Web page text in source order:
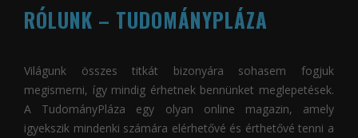
RÓLUNK – TUDOMÁNYPLÁZA
Világunk összes titkát bizonyára sohasem fogjuk
megismerni, így mindig érhetnek bennünket meglepetések.
A TudományPláza egy olyan online magazin, amely
igyekszik mindenki számára elérhetővé és érthetővé tenni a